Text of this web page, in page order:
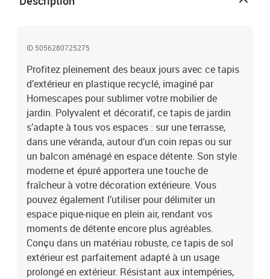
une usure homogène et, en usage intérieur, pensez à ajouter un
esthétique et praticité pour embellir durablement votre espace
extérieur.
ID 5056280725275
Profitez pleinement des beaux jours avec ce tapis
d’extérieur en plastique recyclé, imaginé par
Homescapes pour sublimer votre mobilier de
jardin. Polyvalent et décoratif, ce tapis de jardin
s’adapte à tous vos espaces : sur une terrasse,
dans une véranda, autour d’un coin repas ou sur
un balcon aménagé en espace détente. Son style
moderne et épuré apportera une touche de
fraîcheur à votre décoration extérieure. Vous
pouvez également l’utiliser pour délimiter un
espace pique-nique en plein air, rendant vos
moments de détente encore plus agréables.
Conçu dans un matériau robuste, ce tapis de sol
extérieur est parfaitement adapté à un usage
prolongé en extérieur. Résistant aux intempéries,